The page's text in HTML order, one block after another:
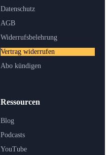
Ressourcen
Blog
Podcasts
YouTube
Datenschutz
AGB
Widerrufsbelehrung
Vertrag widerrufen
Abo kündigen